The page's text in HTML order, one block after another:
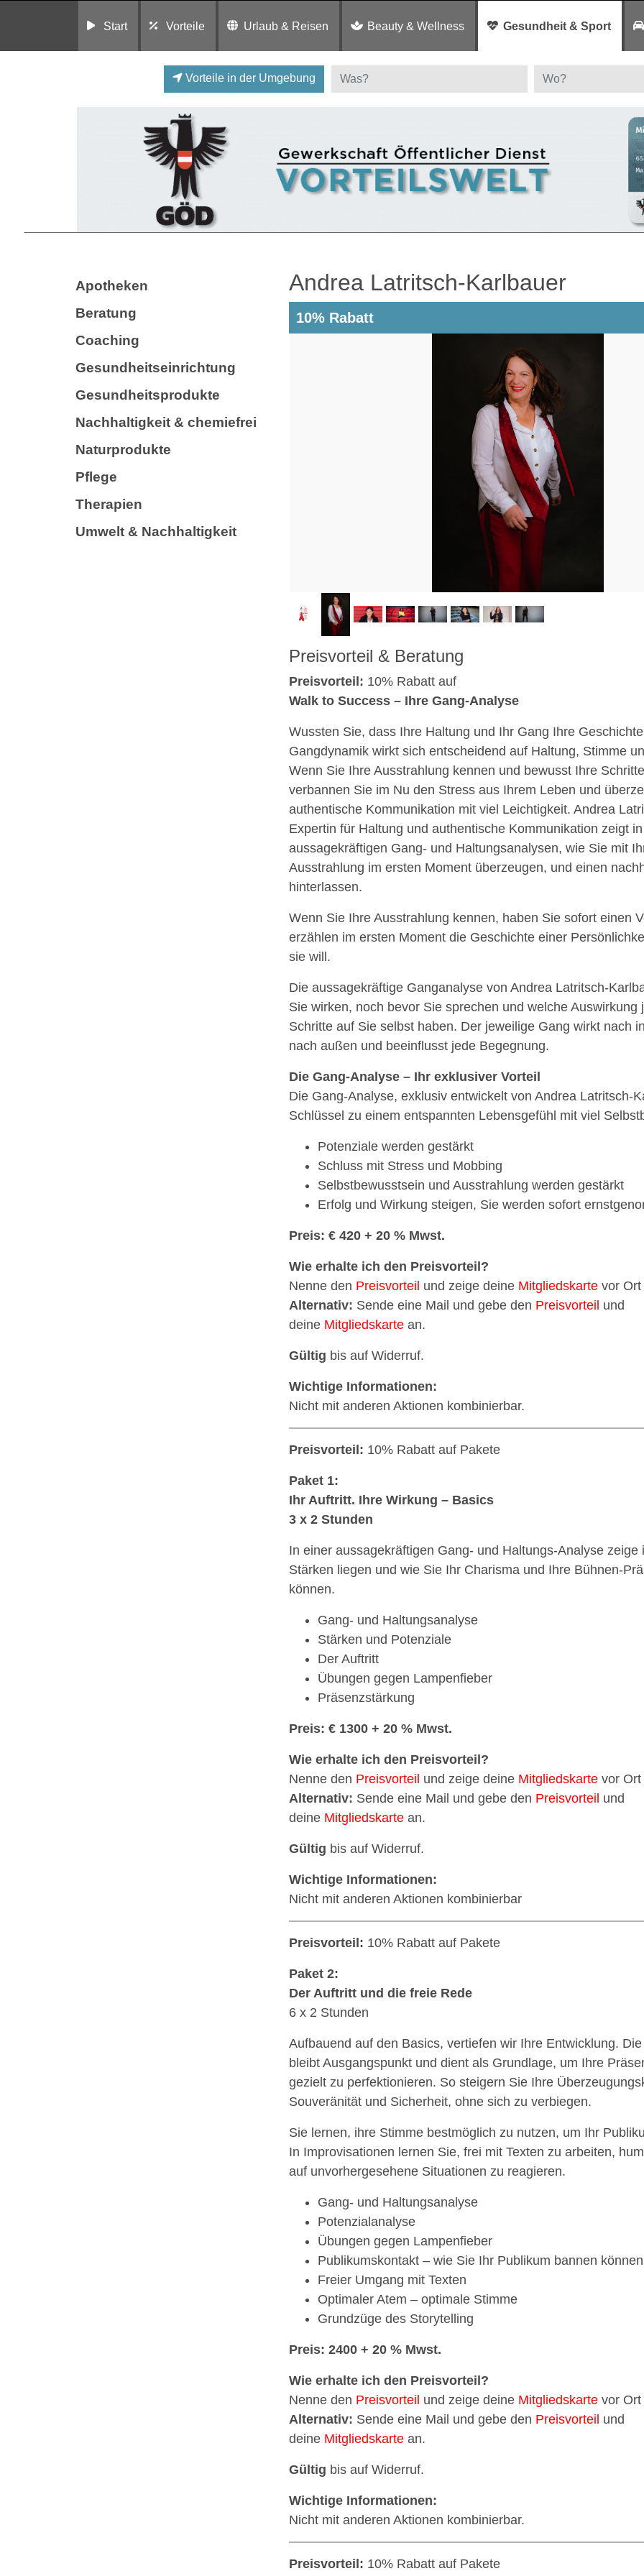
Start Vorteile Urlaub & Reisen Beauty & Wellness Gesundheit & Sport
Vorteile in der Umgebung
Apotheken
Beratung
Coaching
Gesundheitseinrichtung
Gesundheitsprodukte
Nachhaltigkeit & chemiefrei
Naturprodukte
Pflege
Therapien
Umwelt & Nachhaltigkeit
Andrea Latritsch-Karlbauer
10% Rabatt
Preisvorteil & Beratung
Preisvorteil: 10% Rabatt auf
Walk to Success – Ihre Gang-Analyse
Wussten Sie, dass Ihre Haltung und Ihr Gang Ihre
Gangdynamik wirkt sich entscheidend auf Haltung, Stimme
Wenn Sie Ihre Ausstrahlung kennen und bewusst Ihre
verbannen Sie im Nu den Stress aus Ihrem Leben und
authentische Kommunikation mit viel Leichtigkeit. Andrea
Expertin für Haltung und authentische Kommunikation zeigt
aussagekräftigen Gang- und Haltungsanalysen, wie Sie mit
Ausstrahlung im ersten Moment überzeugen, und einen
hinterlassen.
Wenn Sie Ihre Ausstrahlung kennen, haben Sie sofort einen
erzählen im ersten Moment die Geschichte einer
sie will.
Die aussagekräftige Ganganalyse von Andrea Latritsch-
Sie wirken, noch bevor Sie sprechen und welche Auswirkung
Schritte auf Sie selbst haben. Der jeweilige Gang wirkt nach
nach außen und beeinflusst jede Begegnung.
Die Gang-Analyse – Ihr exklusiver Vorteil
Die Gang-Analyse, exklusiv entwickelt von Andrea Latritsch-
Schlüssel zu einem entspannten Lebensgefühl mit viel
Potenziale werden gestärkt
Schluss mit Stress und Mobbing
Selbstbewusstsein und Ausstrahlung werden gestärkt
Erfolg und Wirkung steigen, Sie werden sofort
Preis: € 420 + 20 % Mwst.
Wie erhalte ich den Preisvorteil?
Nenne den Preisvorteil und zeige deine Mitgliedskarte vor Ort
Alternativ: Sende eine Mail und gebe den Preisvorteil und
deine Mitgliedskarte an.
Gültig bis auf Widerruf.
Wichtige Informationen:
Nicht mit anderen Aktionen kombinierbar.
Preisvorteil: 10% Rabatt auf Pakete
Paket 1:
Ihr Auftritt. Ihre Wirkung – Basics
3 x 2 Stunden
In einer aussagekräftigen Gang- und Haltungs-Analyse zeige
Stärken liegen und wie Sie Ihr Charisma und Ihre Bühnen-
können.
Gang- und Haltungsanalyse
Stärken und Potenziale
Der Auftritt
Übungen gegen Lampenfieber
Präsenzstärkung
Preis: € 1300 + 20 % Mwst.
Wie erhalte ich den Preisvorteil?
Nenne den Preisvorteil und zeige deine Mitgliedskarte vor Ort
Alternativ: Sende eine Mail und gebe den Preisvorteil und
deine Mitgliedskarte an.
Gültig bis auf Widerruf.
Wichtige Informationen:
Nicht mit anderen Aktionen kombinierbar
Preisvorteil: 10% Rabatt auf Pakete
Paket 2:
Der Auftritt und die freie Rede
6 x 2 Stunden
Aufbauend auf den Basics, vertiefen wir Ihre Entwicklung.
bleibt Ausgangspunkt und dient als Grundlage, um Ihre
gezielt zu perfektionieren. So steigern Sie Ihre
Souveränität und Sicherheit, ohne sich zu verbiegen.
Sie lernen, ihre Stimme bestmöglich zu nutzen, um Ihr
In Improvisationen lernen Sie, frei mit Texten zu arbeiten,
auf unvorhergesehene Situationen zu reagieren.
Gang- und Haltungsanalyse
Potenzialanalyse
Übungen gegen Lampenfieber
Publikumskontakt – wie Sie Ihr Publikum bannen können
Freier Umgang mit Texten
Optimaler Atem – optimale Stimme
Grundzüge des Storytelling
Preis: 2400 + 20 % Mwst.
Wie erhalte ich den Preisvorteil?
Nenne den Preisvorteil und zeige deine Mitgliedskarte vor Ort
Alternativ: Sende eine Mail und gebe den Preisvorteil und
deine Mitgliedskarte an.
Gültig bis auf Widerruf.
Wichtige Informationen:
Nicht mit anderen Aktionen kombinierbar.
Preisvorteil: 10% Rabatt auf Pakete